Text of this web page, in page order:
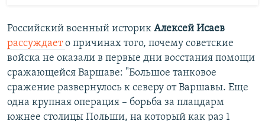
Российский военный историк Алексей Исаев
рассуждаето причинах того, почему советские
войска не оказали в первые дни восстания помощи
сражающейся Варшаве: "Большое танковое
сражение развернулось к северу от Варшавы. Еще
одна крупная операция – борьба за плацдарм
южнее столицы Польши, на который как раз 1